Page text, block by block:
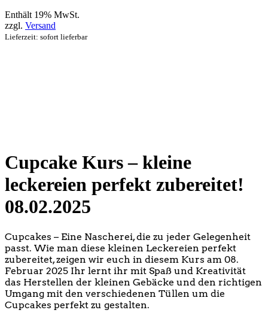
Enthält 19% MwSt.
zzgl. Versand
Lieferzeit: sofort lieferbar
Cupcake Kurs – kleine
leckereien perfekt zubereitet!
08.02.2025
Cupcakes – Eine Nascherei, die zu jeder Gelegenheit
passt. Wie man diese kleinen Leckereien perfekt
zubereitet, zeigen wir euch in diesem Kurs am 08.
Februar 2025 Ihr lernt ihr mit Spaß und Kreativität
das Herstellen der kleinen Gebäcke und den richtigen
Umgang mit den verschiedenen Tüllen um die
Cupcakes perfekt zu gestalten.